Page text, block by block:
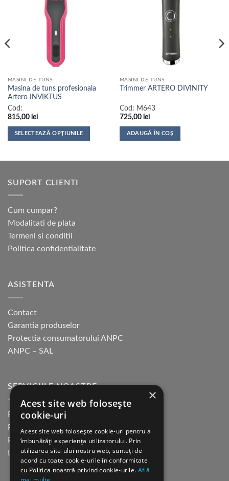
MASINI DE TUNS
Masina de tuns profesionala
Artero INVIKTUS
Cod:
815,00 lei
SELECTEAZĂ OPȚIUNILE
Opțiunile
pot
fi
în
MASINI DE TUNS
Trimmer ARTERO DIVINITY
Cod: M643
725,00 lei
ADAUGĂ ÎN COȘ
SUPORT CLIENTI
Cum cumpar?
Modalitati de plata
Termeni si conditii
Politica confidentialitate
ASISTENTA
Contact
Garantia produselor
Protectia consumatorului ANPC
ANPC – SAL
SERVICIILE NOASTRE
Returnare in 30 de zile
Plata cu cardul Guerrilla
Plata in rate fara dobanda
Distributie sau profesionisti
×
Acest site web folosește
cookie-uri
Acest site web folosește cookie-uri pentru a
îmbunătăți experiența utilizatorului. Prin
utilizarea site-ului nostru web, sunteți de
acord cu toate cookie-urile în conformitate
cu Politica noastră privind cookie-urile. Află